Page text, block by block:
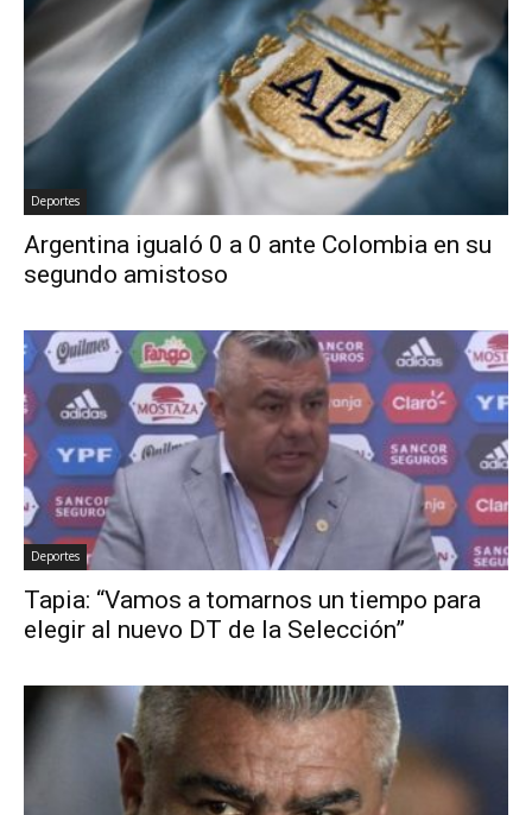
Deportes
Argentina igualó 0 a 0 ante Colombia en su
segundo amistoso
Deportes
Tapia: “Vamos a tomarnos un tiempo para
elegir al nuevo DT de la Selección”